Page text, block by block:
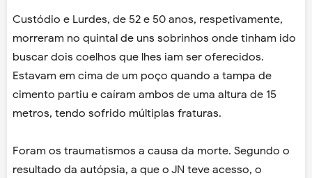
Custódio e Lurdes, de 52 e 50 anos, respetivamente,
morreram no quintal de uns sobrinhos onde tinham ido
buscar dois coelhos que lhes iam ser oferecidos.
Estavam em cima de um poço quando a tampa de
cimento partiu e caíram ambos de uma altura de 15
metros, tendo sofrido múltiplas fraturas.
Foram os traumatismos a causa da morte. Segundo o
resultado da autópsia, a que o JN teve acesso, o